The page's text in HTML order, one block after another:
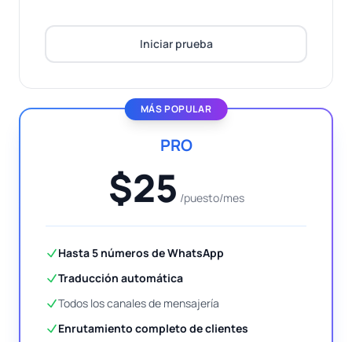
Iniciar prueba
MÁS POPULAR
PRO
$25 /puesto/mes
Hasta 5 números de WhatsApp
Traducción automática
Todos los canales de mensajería
Enrutamiento completo de clientes